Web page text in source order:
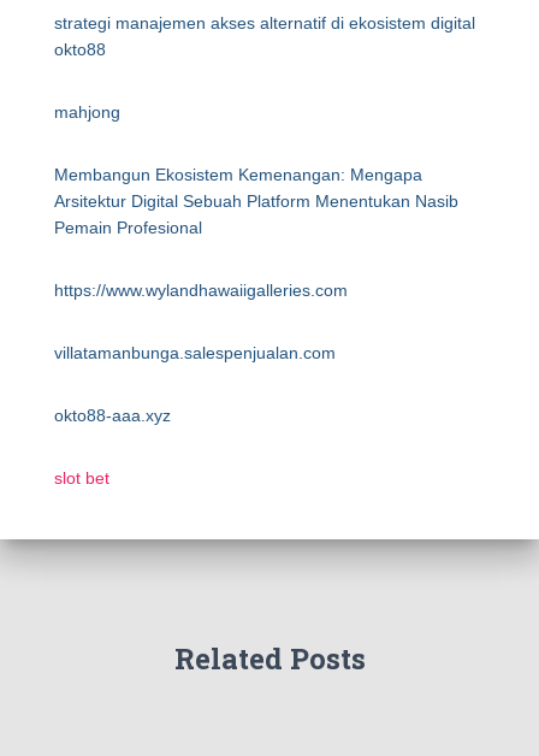
strategi manajemen akses alternatif di ekosistem digital
okto88
mahjong
Membangun Ekosistem Kemenangan: Mengapa
Arsitektur Digital Sebuah Platform Menentukan Nasib
Pemain Profesional
https://www.wylandhawaiigalleries.com
villatamanbunga.salespenjualan.com
okto88-aaa.xyz
slot bet
Related Posts